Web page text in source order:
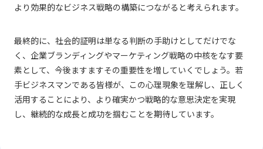
より効果的なビジネス戦略の構築につながると考えられます。
最終的に、社会的証明は単なる判断の手助けとしてだけでな
く、企業ブランディングやマーケティング戦略の中核をなす要
素として、今後ますますその重要性を増していくでしょう。若
手ビジネスマンである皆様が、この心理現象を理解し、正しく
活用することにより、より確実かつ戦略的な意思決定を実現
し、継続的な成長と成功を掴むことを期待しています。